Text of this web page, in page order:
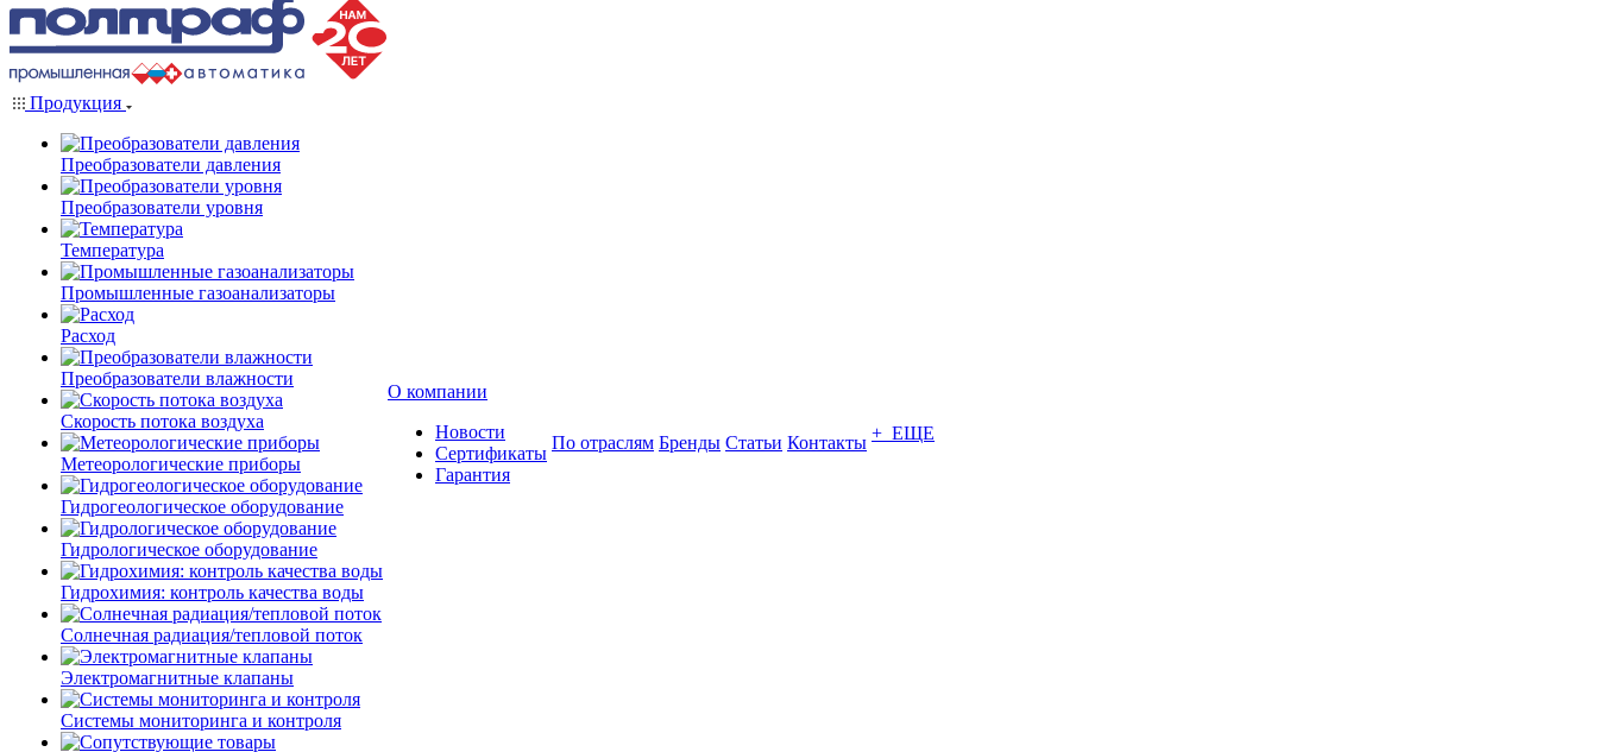
Продукция
Преобразователи давления
Преобразователи уровня
Температура
Промышленные газоанализаторы
Расход
Преобразователи влажности
Скорость потока воздуха
Метеорологические приборы
Гидрогеологическое оборудование
Гидрологическое оборудование
Гидрохимия: контроль качества воды
Солнечная радиация/тепловой поток
Электромагнитные клапаны
Системы мониторинга и контроля
О компании
Новости
Сертификаты
Гарантия
По отраслям Бренды Статьи Контакты + ЕЩЕ